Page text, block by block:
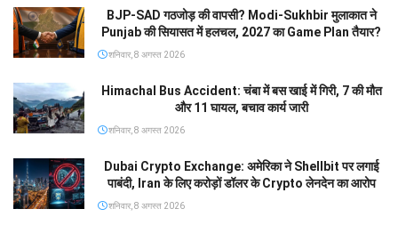
BJP-SAD गठजोड़ की वापसी? Modi-Sukhbir मुलाकात ने
Punjab की सियासत में हलचल, 2027 का Game Plan तैयार?
शनिवार, 8 अगस्त 2026
Himachal Bus Accident: चंबा में बस खाई में गिरी, 7 की मौत
और 11 घायल, बचाव कार्य जारी
शनिवार, 8 अगस्त 2026
Dubai Crypto Exchange: अमेरिका ने Shellbit पर लगाई
पाबंदी, Iran के लिए करोड़ों डॉलर के Crypto लेनदेन का आरोप
शनिवार, 8 अगस्त 2026